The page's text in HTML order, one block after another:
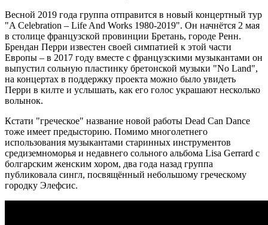
Весной 2019 года группа отправится в новый концертный тур
"A Celebration – Life And Works 1980-2019". Он начнётся 2 мая
в столице французской провинции Бретань, городе Ренн.
Брендан Перри известен своей симпатией к этой части
Европы – в 2017 году вместе с французскими музыкантами он
выпустил сольную пластинку бретонской музыки "No Land",
на концертах в поддержку проекта можно было увидеть
Перри в килте и услышать, как его голос украшают несколько
волынок.
Кстати "греческое" название новой работы Dead Can Dance
тоже имеет предысторию. Помимо многолетнего
использования музыкантами старинных инструментов
средиземноморья и недавнего сольного альбома Lisa Gerrard c
болгарским женским хором, два года назад группа
публиковала сингл, посвящённый небольшому греческому
городку Элефсис.